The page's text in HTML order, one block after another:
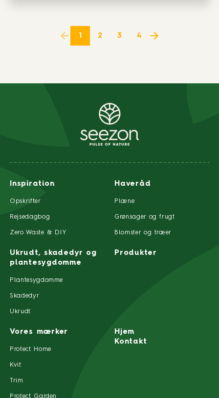
1 2 3 4
Inspiration
Opskrifter
Rejsedagbog
Zero Waste & DIY
Haveråd
Plæne
Grønsager og frugt
Blomster og træer
Ukrudt, skadedyr og
plantesygdomme
Plantesygdomme
Skadedyr
Ukrudt
Produkter
Vores mærker
Protect Home
Kvit
Trim
Protect Garden
Hjem
Kontakt